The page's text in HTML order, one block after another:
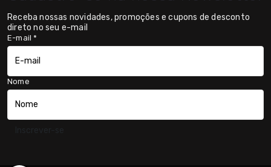
Receba nossas novidades, promoções e cupons de desconto
direto no seu e-mail
E-mail*
Nome